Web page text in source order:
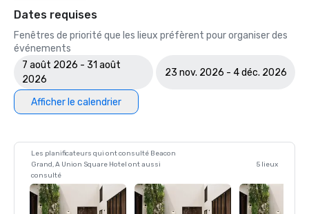
Dates requises
Fenêtres de priorité que les lieux préfèrent pour organiser des
événements
7 août 2026 - 31 août
2026
23 nov. 2026 - 4 déc. 2026
Afficher le calendrier
Les planificateurs qui ont consulté Beacon
Grand, A Union Square Hotel ont aussi
consulté
5 lieux